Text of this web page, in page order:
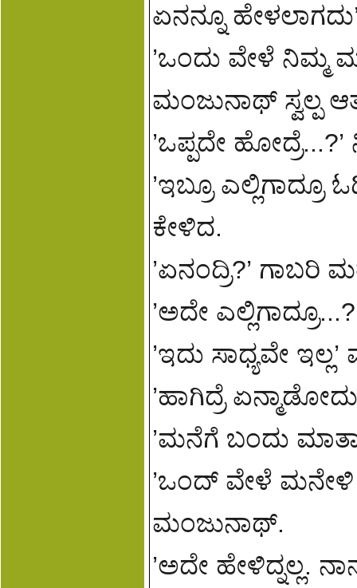
ಏನನ್ನೂ
’ಒಂದು ವೇಳೆ ನಿಮ್ಮ
ಮಂಜುನಾಥ್ ಸ್ವಲ್ಪ
’ಒಪ್ಪದೇ
’ಇಬ್ರೂ
ಕೇಳಿದ.
’ಏನಂದ್ರಿ?’ ಗಾಬರಿ
’ಅದೇ
’ಇದು ಸಾಧ್ಯವೇ
’ಹಾಗಿದ್ರೆ
’ಮನೆಗೆ ಬಂದು
’ಒಂದ್ ವೇಳೆ ಮನೇಳಿ
ಮಂಜುನಾಥ್.
’ಅದೇ ಹೇಳಿದ್ನಲ್ಲ.